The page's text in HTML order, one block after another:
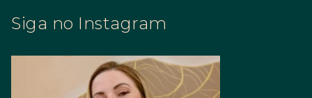
Siga no Instagram